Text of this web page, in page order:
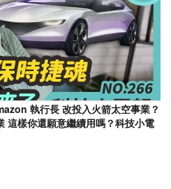
執行長 改投入火箭太空事業？
樣你還願意繼續用嗎？科技小電